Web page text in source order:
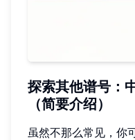
探索其他谱号：
（简要介绍）
虽然不那么常见，你